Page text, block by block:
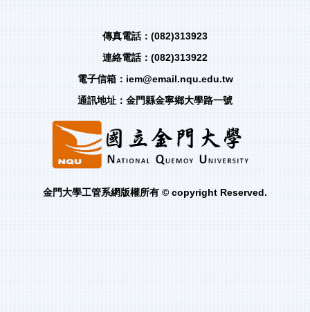
傳真電話：(082)313923
連絡電話：(082)313922
電子信箱：iem@email.nqu.edu.tw
通訊地址：金門縣金寧鄉大學路一號
金門大學工管系網版權所有 © copyright Reserved.